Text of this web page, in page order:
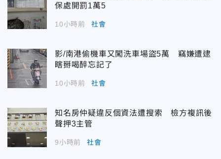
保處開罰1萬5
10小時前 社會
影/南港偷機車又闖洗車場盜5萬 竊嫌遭逮
瞎掰喝醉忘記了
10小時前 社會
知名房仲疑違反個資法遭搜索 檢方複訊後
聲押3主管
9小時前 社會